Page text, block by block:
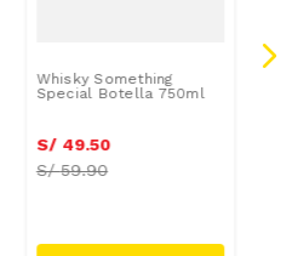
Whisky Something
Special Botella 750ml
S/ 49.50
S/59.90